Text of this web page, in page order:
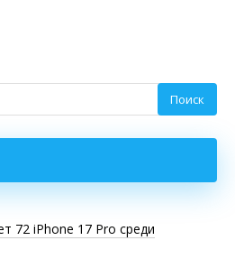
72 iPhone 17 Pro среди